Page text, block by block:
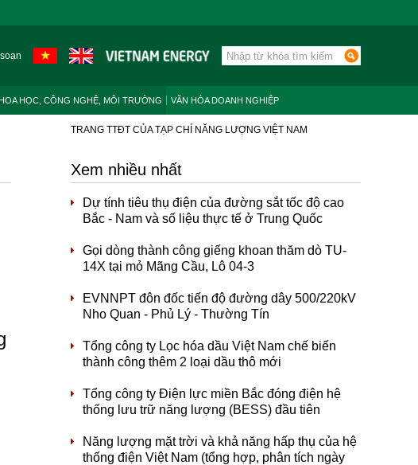
HỌC, CÔNG NGHỆ, MÔI TRƯỜNG VĂN HÓA DOANH NGHIỆP
TRANG TTĐT CỦA TẠP CHÍ NĂNG LƯỢNG VIỆT NAM
Xem nhiều nhất
Dự tính tiêu thụ điện của đường sắt tốc độ cao
Bắc - Nam và số liệu thực tế ở Trung Quốc
Gọi dòng thành công giếng khoan thăm dò TU-
14X tại mỏ Mãng Cầu, Lô 04-3
EVNNPT đôn đốc tiến độ đường dây 500/220kV
Nho Quan - Phủ Lý - Thường Tín
Tổng công ty Lọc hóa dầu Việt Nam chế biến
thành công thêm 2 loại dầu thô mới
Tổng công ty Điện lực miền Bắc đóng điện hệ
thống lưu trữ năng lượng (BESS) đầu tiên
Năng lượng mặt trời và khả năng hấp thụ của hệ
thống điện Việt Nam (tổng hợp, phân tích ngày